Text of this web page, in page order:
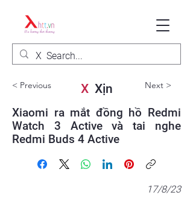
< Previous XXịn Next >
Xiaomi ra mắt đồng hồ Redmi
Watch 3 Active và tai nghe
Redmi Buds 4 Active
17/8/23